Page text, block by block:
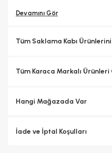
Devamını Gör
Tüm Saklama Kabı
Tüm Karaca Markalı Ürünleri
Hangi Mağazada Var
İade ve İptal Koşulları